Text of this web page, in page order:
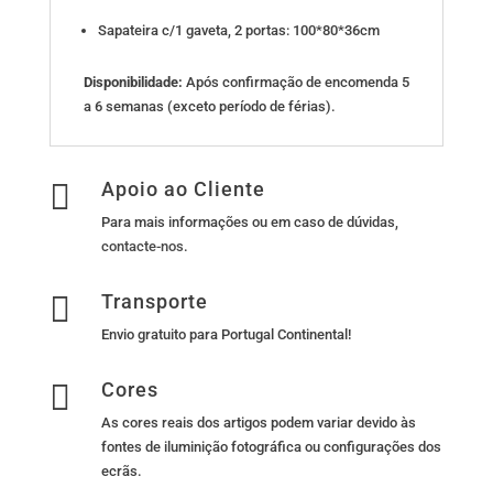
Sapateira c/1 gaveta, 2 portas: 100*80*36cm
Disponibilidade: Após confirmação de encomenda 5
a 6 semanas (exceto período de férias).
 Apoio ao Cliente
Para mais informações ou em caso de dúvidas,
contacte-nos.
 Transporte
Envio gratuito para Portugal Continental!
 Cores
As cores reais dos artigos podem variar devido às
fontes de iluminição fotográfica ou configurações dos
ecrãs.